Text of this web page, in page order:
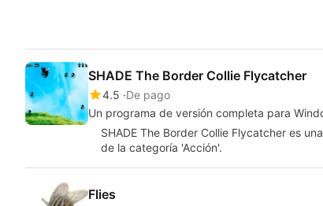
SHADE The Border Collie Flycatcher
4.5 De pago
Un programa de versión completa para
SHADE The Border Collie Flycatcher es
de la categoría 'Acción'.
Flies